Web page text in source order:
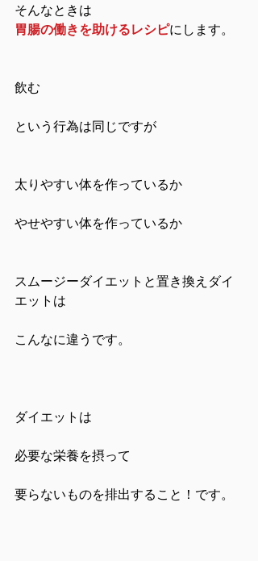
そんなときは
胃腸の働きを助けるレシピにします。
飲む
という行為は同じですが
太りやすい体を作っているか
やせやすい体を作っているか
スムージーダイエットと置き換えダイ
エットは
こんなに違うです。
ダイエットは
必要な栄養を摂って
要らないものを排出すること！です。